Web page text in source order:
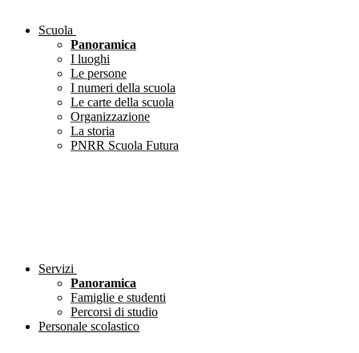
Scuola
Panoramica
I luoghi
Le persone
I numeri della scuola
Le carte della scuola
Organizzazione
La storia
PNRR Scuola Futura
Servizi
Panoramica
Famiglie e studenti
Percorsi di studio
Personale scolastico